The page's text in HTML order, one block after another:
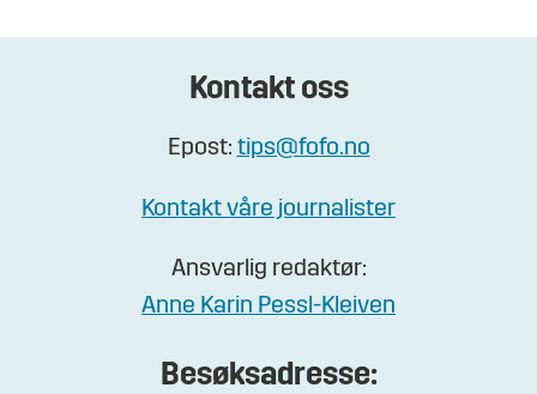
Kontakt oss
Epost: tips@fofo.no
Kontakt våre journalister
Ansvarlig redaktør:
Anne Karin Pessl-Kleiven
Besøksadresse: